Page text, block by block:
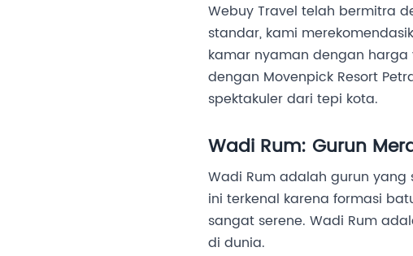
Webuy Travel telah bermitra
standar, kami
kamar nyaman dengan harga
dengan Movenpick Resort
spektakuler dari tepi kota.
Wadi Rum: Gurun
Wadi Rum adalah gurun
ini terkenal karena formasi
sangat serene. Wadi Rum
di dunia.